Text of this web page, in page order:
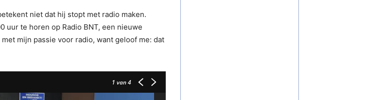
niet dat hij stopt met radio maken.
uur te horen op Radio BNT, een nieuwe
mijn passie voor radio, want geloof me: dat
1 van 4